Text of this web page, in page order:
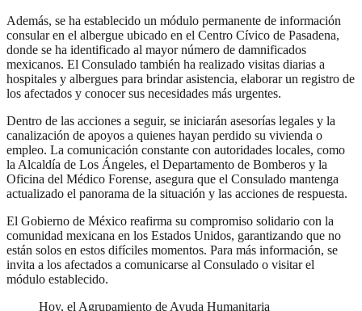
Además, se ha establecido un módulo permanente de información
consular en el albergue ubicado en el Centro Cívico de Pasadena,
donde se ha identificado al mayor número de damnificados
mexicanos. El Consulado también ha realizado visitas diarias a
hospitales y albergues para brindar asistencia, elaborar un registro de
los afectados y conocer sus necesidades más urgentes.
Dentro de las acciones a seguir, se iniciarán asesorías legales y la
canalización de apoyos a quienes hayan perdido su vivienda o
empleo. La comunicación constante con autoridades locales, como
la Alcaldía de Los Ángeles, el Departamento de Bomberos y la
Oficina del Médico Forense, asegura que el Consulado mantenga
actualizado el panorama de la situación y las acciones de respuesta.
El Gobierno de México reafirma su compromiso solidario con la
comunidad mexicana en los Estados Unidos, garantizando que no
están solos en estos difíciles momentos. Para más información, se
invita a los afectados a comunicarse al Consulado o visitar el
módulo establecido.
Hoy, el Agrupamiento de Ayuda Humanitaria